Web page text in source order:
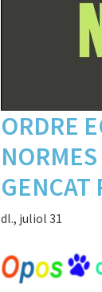
ORDRE
GENCAT
dl., juliol 31